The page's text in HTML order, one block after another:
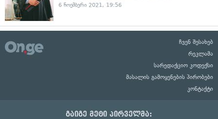
6 ნოემბერი 2021, 19:56
ჩვენ შესახებ
რეკლამა
სარედაქციო კოდექსი
მასალის გამოყენების პირობები
კონტაქტი
გაიგე მეტი პირველმა: